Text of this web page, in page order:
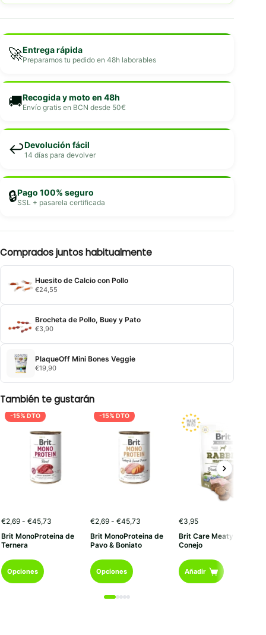
🚀Entrega rápida
Preparamos tu pedido en 48h laborables
🚚Recogida y moto en 48h
Envío gratis en BCN desde 50€
↩️Devolución fácil
14 días para devolver
🔒Pago 100% seguro
SSL + pasarela certificada
Comprados juntos habitualmente
Huesito de Calcio con Pollo
€24,55
Brocheta de Pollo, Buey y Pato
€3,90
PlaqueOff Mini Bones Veggie
€19,90
También te gustarán
-15% DTO
€2,69 - €45,73
precios:
Brit MonoProteina de
Ternera
Opciones
Este
producto
-15% DTO
€2,69 - €45,73Rango
precios:
desde
Brit MonoProteina de
Pavo & Boniato
Opciones
Este
producto
múltiples
€3,95
Brit Care Meaty Jerky
Conejo
Añadir